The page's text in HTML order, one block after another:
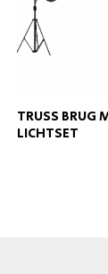
TRUSS BRUG
LICHTSET